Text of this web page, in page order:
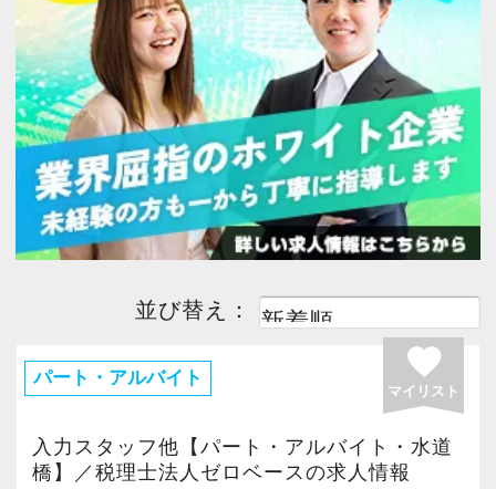
並び替え：
パート・アルバイト favorite
マイリスト
入力スタッフ他【パート・アルバイト・水道
橋】／税理士法人ゼロベースの求人情報